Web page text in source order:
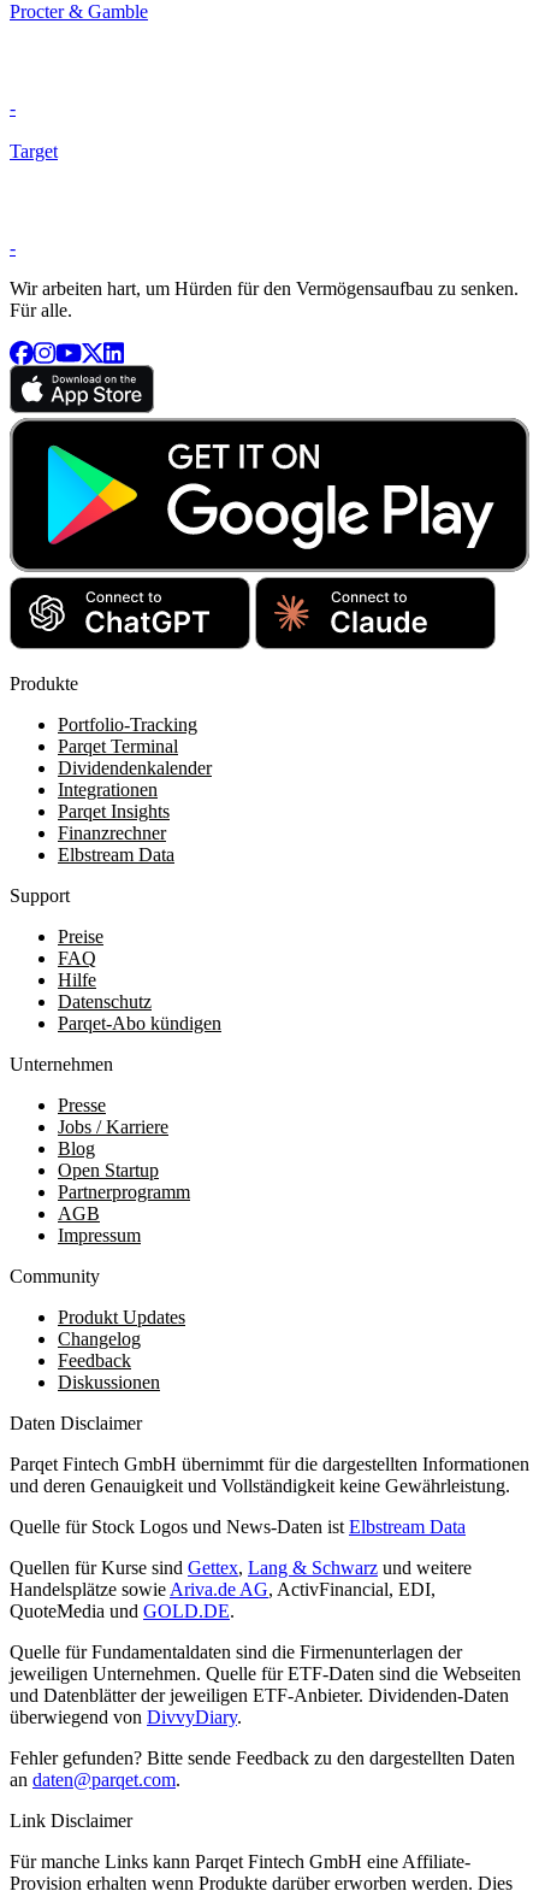
Procter & Gamble
-
Target
-
Wir arbeiten hart, um Hürden für den Vermögensaufbau zu senken.
Für alle.
Produkte
Portfolio-Tracking
Parqet Terminal
Dividendenkalender
Integrationen
Parqet Insights
Finanzrechner
Elbstream Data
Support
Preise
FAQ
Hilfe
Datenschutz
Parqet-Abo kündigen
Unternehmen
Presse
Jobs / Karriere
Blog
Open Startup
Partnerprogramm
AGB
Impressum
Community
Produkt Updates
Changelog
Feedback
Diskussionen
Daten Disclaimer
Parqet Fintech GmbH übernimmt für die dargestellten Informationen
und deren Genauigkeit und Vollständigkeit keine Gewährleistung.
Quelle für Stock Logos und News-Daten ist Elbstream Data
Quellen für Kurse sind Gettex, Lang & Schwarz und weitere
Handelsplätze sowie Ariva.de AG, ActivFinancial, EDI,
QuoteMedia und GOLD.DE.
Quelle für Fundamentaldaten sind die Firmenunterlagen der
jeweiligen Unternehmen. Quelle für ETF-Daten sind die Webseiten
und Datenblätter der jeweiligen ETF-Anbieter. Dividenden-Daten
überwiegend von DivvyDiary.
Fehler gefunden? Bitte sende Feedback zu den dargestellten Daten
an daten@parqet.com.
Link Disclaimer
Für manche Links kann Parqet Fintech GmbH eine Affiliate-
Provision erhalten wenn Produkte darüber erworben werden. Dies